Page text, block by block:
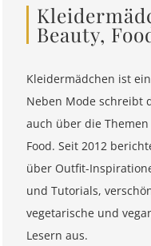
Beauty,
Kleidermädchen ist
Neben Mode schreibt
auch über die
Food. Seit 2012
über Outfit-
und Tutorials,
vegetarische und
Lesern aus.